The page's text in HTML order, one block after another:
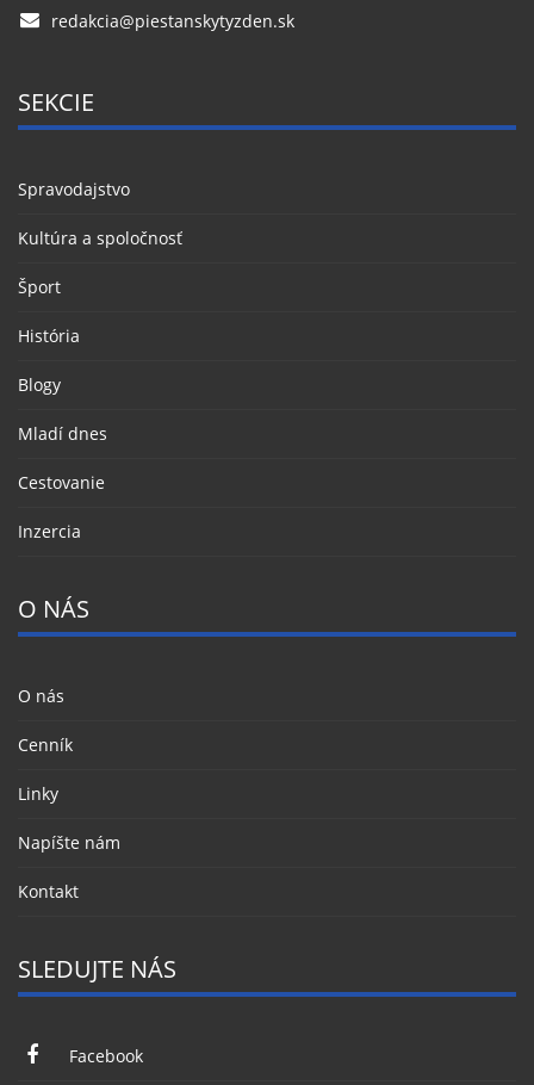
redakcia@piestanskytyzden.sk
SEKCIE
Spravodajstvo
Kultúra a spoločnosť
Šport
História
Blogy
Mladí dnes
Cestovanie
Inzercia
O NÁS
O nás
Cenník
Linky
Napíšte nám
Kontakt
SLEDUJTE NÁS
Facebook